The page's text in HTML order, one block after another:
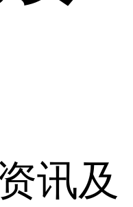
讯及